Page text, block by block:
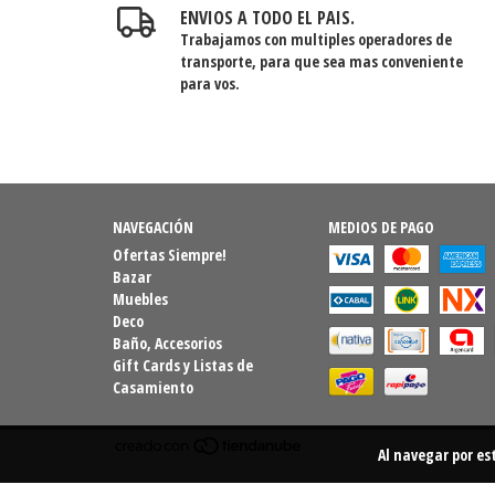
Al navegar por
ENVIOS A TODO EL PAIS.
Trabajamos con multiples operadores de
transporte, para que sea mas conveniente
para vos.
NAVEGACIÓN
Ofertas Siempre!
Bazar
Muebles
Deco
Baño, Accesorios
Gift Cards y Listas de
Casamiento
MEDIOS DE PAGO